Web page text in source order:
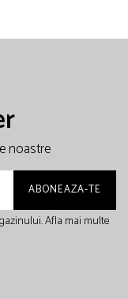
noastre
Afla mai multe